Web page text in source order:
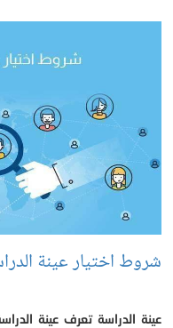
شروط اختيار عينة
عينة الدراسة تعرف عينة